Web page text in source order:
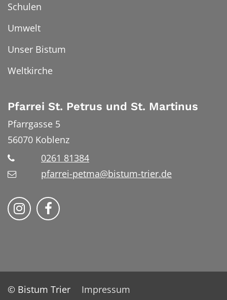
Schulen
Umwelt
Unser Bistum
Weltkirche
Pfarrei St. Petrus und St. Martinus
Pfarrgasse 5
56070 Koblenz
0261 81384
pfarrei-petma@bistum-trier.de
Bistum Trier auf Instragram
Bistum Trier auf Facebook
© Bistum Trier
Impressum